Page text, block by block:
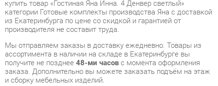
Мы отправляем заказы в доставку ежедневно. Товары из
ассортимента в наличии на складе в Екатеринбурге вы
получите не позднее48-ми часовс момента оформления
заказа. Дополнительно вы можете заказать подъём на этаж
Срок доставки в другие регионы, и для товаров, находящихся
на складах производителей, рассчитывается индивидуально.
Уточнить наличие, срок и стоимость доставки вы можете
через формуобратной связи.